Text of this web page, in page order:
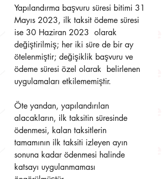
Yapılandırma başvuru süresi bitimi 31
Mayıs 2023, ilk taksit ödeme süresi
ise 30 Haziran 2023  olarak
değiştirilmiş; her iki süre de bir ay
ötelenmiştir; değişiklik başvuru ve
ödeme süresi özel olarak  belirlenen
uygulamaları etkilememiştir.
Öte yandan, yapılandırılan
alacakların, ilk taksitin süresinde
ödenmesi, kalan taksitlerin
tamamının ilk taksiti izleyen ayın
sonuna kadar ödenmesi halinde
katsayı uygulanmaması